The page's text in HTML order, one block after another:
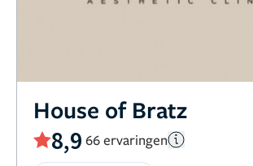
House of Bratz
8,9 66 ervaringen